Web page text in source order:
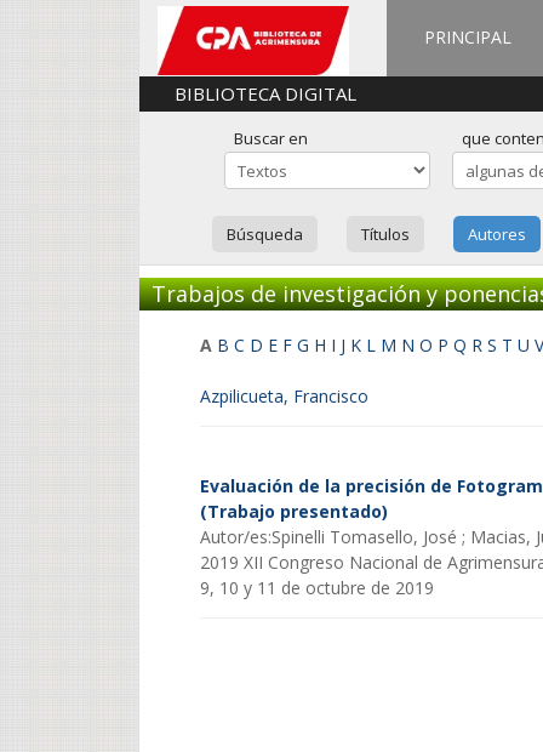
PRINCIPAL
BIBLIOTECA DIGITAL
Buscar en que
Búsqueda Títulos Autores
Trabajos de investigación y
A B C D E F G H I J K L M N O P Q R S T U V
Azpilicueta, Francisco
Evaluación de la precisión de
(Trabajo presentado)
Autor/es:Spinelli Tomasello, José ; Macias,
2019 XII Congreso Nacional de
9, 10 y 11 de octubre de 2019